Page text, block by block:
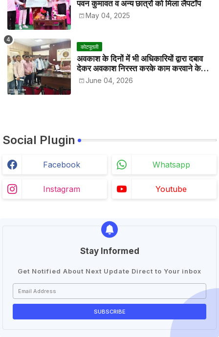
पवन कुमावत व अन्य छात्रों को मिला लैपटॉप
May 04, 2025
कोटपूतली
अवकाश के दिनों में भी अधिकारियों द्वारा दबाव
देकर अवकाश निरस्त करके काम करवाने के
विरोध में कर्मचारियों ने जिला कलेक्टर को सीएस
के नाम दिया ज्ञापन
June 04, 2026
Social Plugin
Facebook Whatsapp
Instagram Youtube
Stay Informed
Get Notified About Next Update Direct to Your inbox